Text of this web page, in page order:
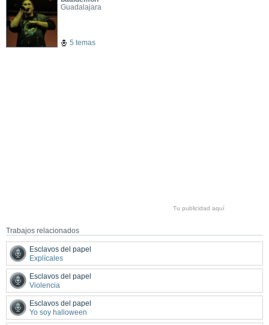
Guadalajara
5 temas
Tu publicidad aquí
Trabajos relacionados
Esclavos del papel
Explícales
Esclavos del papel
Violencia
Esclavos del papel
Yo soy halloween